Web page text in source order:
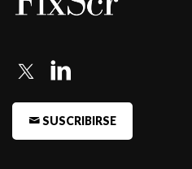
San Mig ...
Miguel
-Fitch Argentina confirma en
MiguelSUSCRIBIRSE